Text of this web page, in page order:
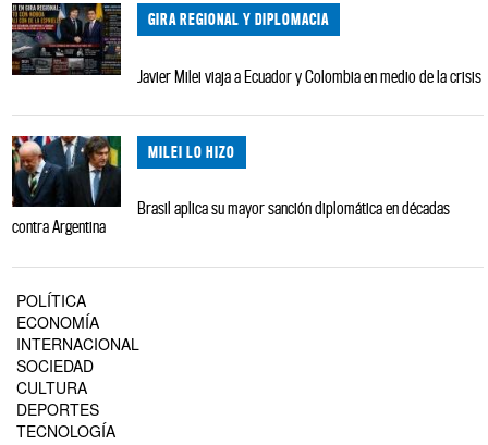
GIRA REGIONAL Y DIPLOMACIA
Javier Milei viaja a Ecuador y Colombia en medio de la crisis
MILEI LO HIZO
Brasil aplica su mayor sanción diplomática en décadas
contra Argentina
POLÍTICA
ECONOMÍA
INTERNACIONAL
SOCIEDAD
CULTURA
DEPORTES
TECNOLOGÍA